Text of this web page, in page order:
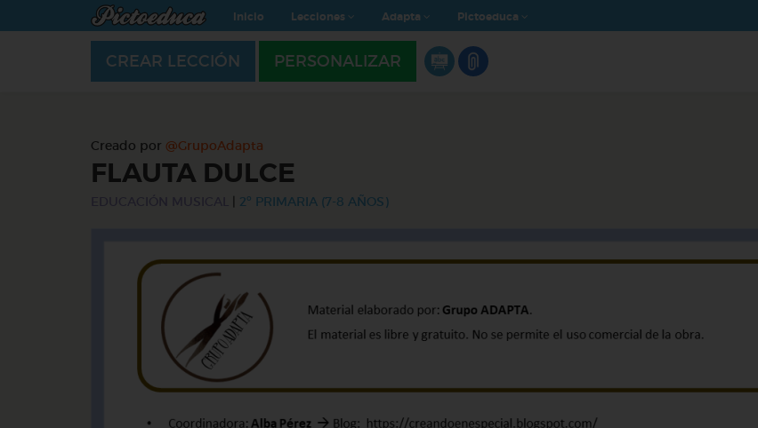
Inicio Lecciones Adapta Pictoeduca
CREAR LECCIÓN PERSONALIZAR
Creado por @GrupoAdapta
FLAUTA DULCE
2º PRIMARIA (7-8 AÑOS)